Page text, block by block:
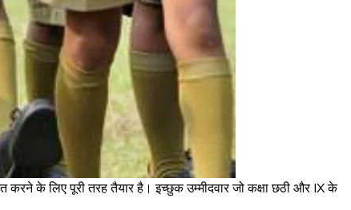
के लिए पूरी तरह तैयार है। इच्छुक उम्मीदवार जो कक्षा छठी और IX के